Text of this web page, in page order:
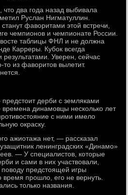
два года назад выбивала
Руслан Нигматуллин.
фаворитами этой встречи,
чемпионов и чемпионате России.
таблицы ФНЛ и не должна
Карреры. Кубок всегда
Уверен, сейчас
то из фаворитов вылетит.
предстоит дерби с земляками
времена динамовцы несколько лет
с ними имело
окраску.
ажиотажа нет, — рассказал
ленинградских «Динамо»
— У специалистов, которые
и сами в них участвовали,
предстоящей игры
время прошло, его не вернуть.
только названия.